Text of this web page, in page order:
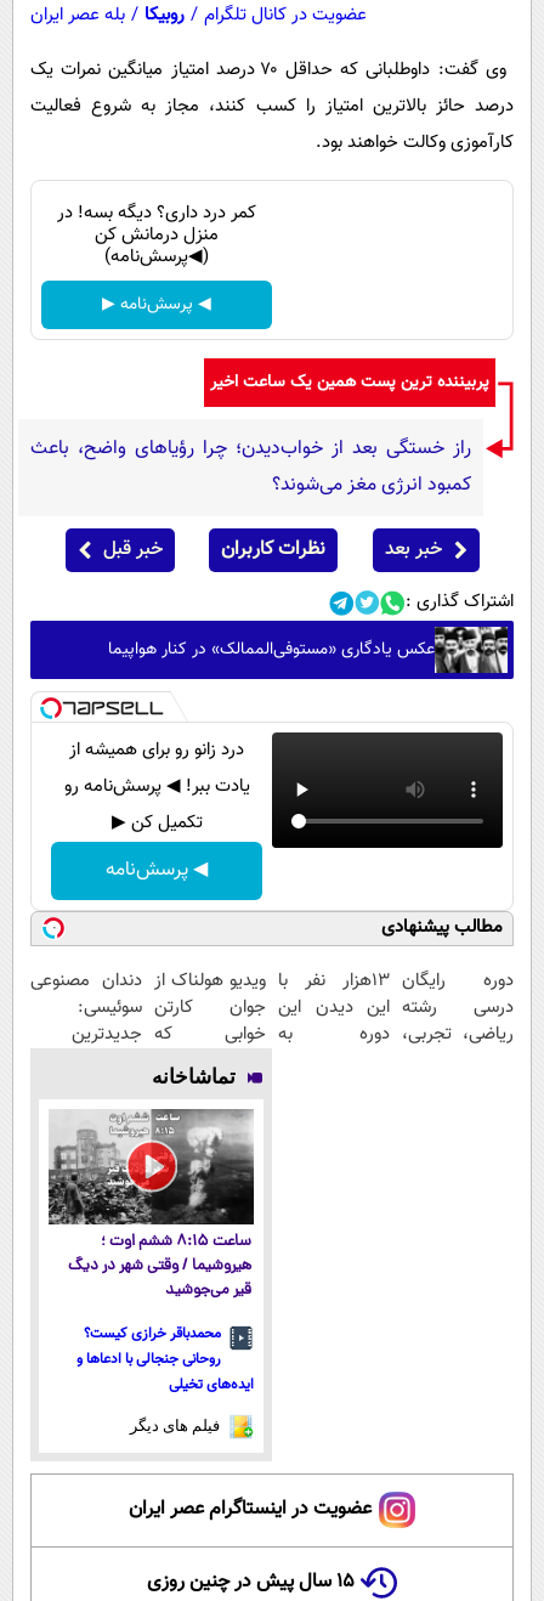
عضویت در کانال تلگرام / روبیکا / بله عصر ایران
وی گفت: داوطلبانی که حداقل ۷۰ درصد امتیاز میانگین نمرات یک
درصد حائز بالاترین امتیاز را کسب کنند، مجاز به شروع فعالیت
کارآموزی وکالت خواهند بود.
کمر درد داری؟ دیگه بسه! در
منزل درمانش کن
(◀پرسش‌نامه)
◀ پرسش‌نامه ▶
پربیننده ترین پست همین یک ساعت اخیر
راز خستگی بعد از خواب‌دیدن؛ چرا رؤیاهای واضح، باعث
کمبود انرژی مغز می‌شوند؟
خبر بعد نظرات کاربران خبر قبل
اشتراک گذاری :
عکس یادگاری «مستوفی‌الممالک» در کنار هواپیما
درد زانو رو برای همیشه از
یادت ببر! ◀ پرسش‌نامه رو
تکمیل کن ▶
◀ پرسش‌نامه
مطالب پیشنهادی
دوره رایگان
درسی رشته
ریاضی، تجربی،
13هزار نفر با
این دیدن این
دوره به
ویدیو هولناک از
جوان کارتن
خوابی که
میلیاردر شد.
آموزش رایگان
دندان مصنوعی
سوئیسی:
جدیدترین
پرداخت قسطی
تماشاخانه
ساعت ۸:۱۵ ششم اوت ؛
هیروشیما / وقتی شهر در دیگ
قیر می‌جوشید
محمدباقر خرازی کیست؟
روحانی جنجالی با ادعاها و
ایده‌های تخیلی
فیلم های دیگر
عضویت در اینستاگرام عصر ایران
۱۵ سال پیش در چنین روزی